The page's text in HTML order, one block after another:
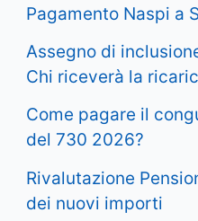
Pagamento Naspi a
Assegno di
Chi riceverà la
Come pagare il
del 730 2026?
Rivalutazione
dei nuovi importi